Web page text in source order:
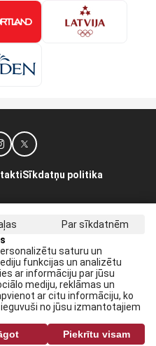
Sīkdatņu politika
Pieteikties
Par sīkdatnēm
saturu un
funkcijas un analizētu
ar informāciju par jūsu
mediju, reklāmas un
ar citu informāciju, ko
no jūsu izmantotajiem
Piekrītu visam